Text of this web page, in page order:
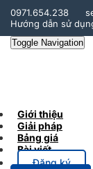
0971.654.238
Hướng dẫn sử
Toggle Navigation
Giới thiệu
Giải pháp
Bảng giá
Bài viết
Đăng ký